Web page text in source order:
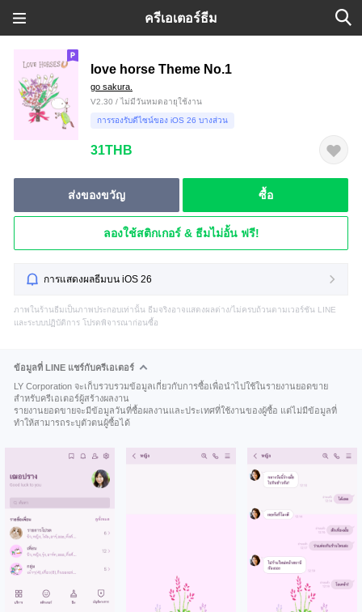
ครีเอเตอร์ธีม
love horse Theme No.1
go sakura.
V2.30 / ไม่มีวันหมดอายุใช้งาน
การรองรับดีไซน์ของ iOS 26 บางส่วน
31THB
ส่งของขวัญ ซื้อ
ลองใช้สติกเกอร์ & ธีมไม่อั้น ฟรี!
การแสดงผลธีมบน iOS 26
ภาพในร้านธีมเป็นภาพประกอบเท่านั้น ธีมจริงอาจแสดงผลต่าง/ไม่ครบถ้วนตามเวอร์ชัน LINE
และระบบปฏิบัติการ โปรดพิจารณาก่อนซื้อ
ข้อมูลที่ LINE แชร์กับครีเอเตอร์
LY Corporation จะเก็บรวบรวมข้อมูลเกี่ยวกับการซื้อเพื่อนำไปใช้ในรายงานยอดขาย
สำหรับครีเอเตอร์ผู้สร้างผลงาน
รายงานยอดขายจะมีข้อมูลวันที่ซื้อผลงานและประเทศที่ใช้งานของผู้ซื้อ แต่ไม่มีข้อมูลที่
ทำให้สามารถระบุตัวตนผู้ซื้อได้